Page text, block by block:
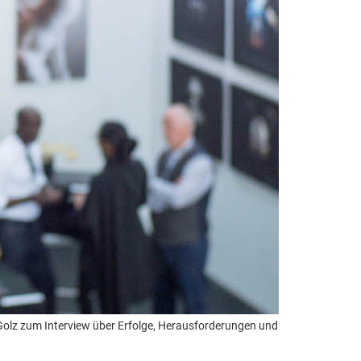
zum Interview über Erfolge, Herausforderungen und